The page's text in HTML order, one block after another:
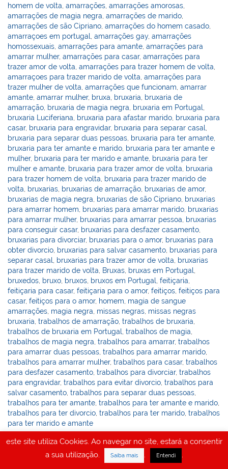
homem de volta ,amarrações ,amarrações amorosas
amarrações de magia negra ,amarrações de marido
amarrações de são Cipriano ,amarrações do homem casado
amarraçoes em portugal ,amarrações gay,amarrações
homossexuais ,amarrações para amante ,amarrações para
amarrar mulher,amarrações para casar,amarrações para
trazer amor de volta ,amarrações para trazer homem de volta
amarraçoes para trazer marido de volta ,amarrações para
trazer mulher de volta ,amarrações que funcionam ,amarrar
amante ,amarrar mulher, bruxa bruxaria
bruxaria de
amarração bruxaria de magia negra bruxaria em Portugal
bruxaria Luciferiana
bruxaria para afastar marido bruxaria para
casar, bruxaria para engravidar, bruxaria para separar casal
bruxaria para separar duas pessoas bruxaria para ter amante
bruxaria para ter amante e marido bruxaria para ter amante e
mulher, bruxaria para ter marido e amante bruxaria para ter
mulher e amante bruxaria para trazer amor de volta
bruxaria
para trazer homem de volta
bruxaria para trazer marido de
volta
bruxarias bruxarias de amarração bruxarias de amor,
bruxarias de magia negra
bruxarias de são Cipriano bruxarias
para amarrar homem
bruxarias para amarrar marido bruxarias
para amarrar mulher, bruxarias para amarrar pessoa
bruxarias
para conseguir casar, bruxarias para desfazer casamento
bruxarias para divorciar, bruxarias para o amor, bruxarias para
obter divorcio bruxarias para salvar casamento bruxarias para
separar casal
bruxarias para trazer amor de volta
bruxarias
para trazer marido de volta
Bruxas bruxas em Portugal
bruxedos bruxo bruxos bruxos em Portugal ,feitiçaria
feitiçaria para casar,feitiçaria para o amor,feitiços ,feitiços para
casar,feitiços para o amor, homem magia de sangue
amarrações magia negra missas negras missas negras
bruxaria ,trabalhos de amarração ,trabalhos de bruxaria
trabalhos de bruxaria em Portugal ,trabalhos de magia
trabalhos de magia negra ,trabalhos para amarrar,trabalhos
para amarrar duas pessoas ,trabalhos para amarrar marido
trabalhos para amarrar mulher,trabalhos para casar,trabalhos
para desfazer casamento ,trabalhos para divorciar,trabalhos
para engravidar,trabalhos para evitar divorcio ,trabalhos para
salvar casamento ,trabalhos para separar duas pessoas
trabalhos para ter amante ,trabalhos para ter amante e marido
trabalhos para ter divorcio ,trabalhos para ter marido ,trabalhos
para ter marido e amante
Amarrações, seus elementos e segredos
este site utiliza Cookies. Ao navegar no site, estará a consentir
a sua utilização.
Saiba mais . Entendi .